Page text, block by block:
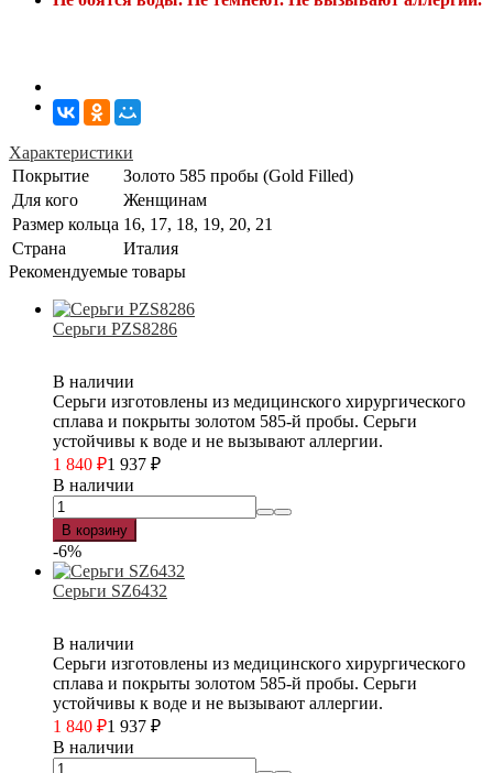
Характеристики
Покрытие
Золото 585 пробы (Gold Filled)
Для кого
Женщинам
Размер кольца 16, 17, 18, 19, 20, 21
Страна
Италия
Рекомендуемые товары
Серьги PZS8286
В наличии
Серьги изготовлены из медицинского хирургического
сплава и покрыты золотом 585-й пробы. Серьги
устойчивы к воде и не вызывают аллергии.
1 840 ₽1 937 ₽
В наличии
В корзину
-6%
Серьги SZ6432
В наличии
Серьги изготовлены из медицинского хирургического
сплава и покрыты золотом 585-й пробы. Серьги
устойчивы к воде и не вызывают аллергии.
1 840 ₽1 937 ₽
В наличии